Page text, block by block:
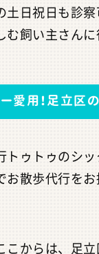
土日祝日も診
む飼い主さん
愛用！足立区
トゥトゥのシッ
お散歩代行を
こからは、足